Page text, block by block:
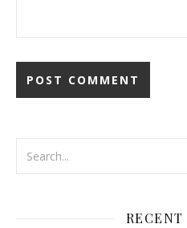
RECENT